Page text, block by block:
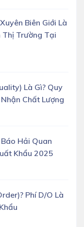
Biên Giới Là
Thị Trường Tại
Là Gì? Quy
Chất Lượng
Hải Quan
Khẩu 2025
Phí D/O Là